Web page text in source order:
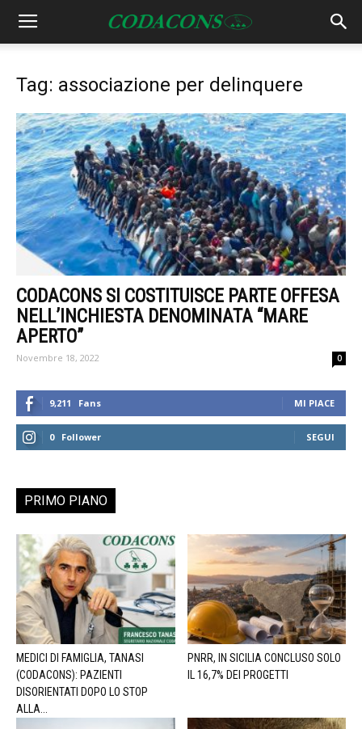
Tag: associazione per delinquere
CODACONS SI COSTITUISCE PARTE OFFESA
NELL’INCHIESTA DENOMINATA “MARE
APERTO”
Novembre 18, 2022 0
9,211 Fans MI PIACE
0 Follower SEGUI
PRIMO PIANO
MEDICI DI FAMIGLIA, TANASI
(CODACONS): PAZIENTI
DISORIENTATI DOPO LO STOP
ALLA...
PNRR, IN SICILIA CONCLUSO SOLO
IL 16,7% DEI PROGETTI